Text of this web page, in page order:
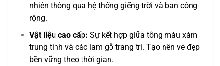
nhiên thông qua hệ thống giếng trời và ban công
rộng.
Vật liệu cao cấp: Sự kết hợp giữa tông màu xám
trung tính và các lam gỗ trang trí. Tạo nên vẻ đẹp
bền vững theo thời gian.